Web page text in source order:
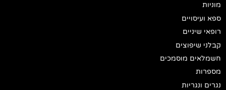
מוניות
ספא ועיסויים
רופאי שיניים
קבלני שיפוצים
חשמלאים מוסמכים
מספרות
נגרים ונגריות